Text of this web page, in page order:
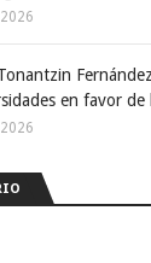
en favor de